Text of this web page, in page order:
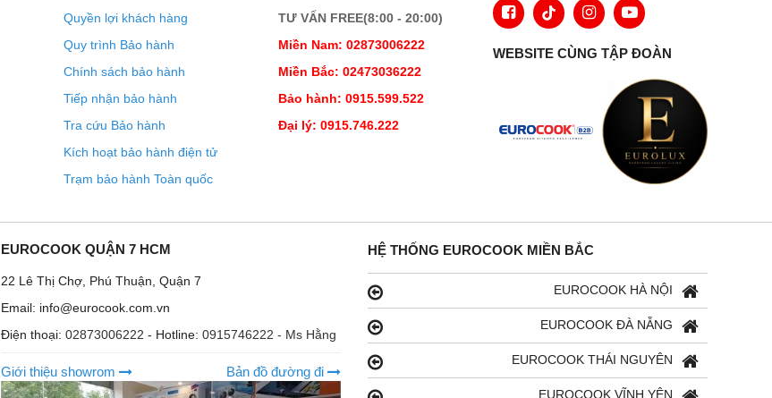
Quyền lợi khách hàng
Quy trình Bảo hành
Chính sách bảo hành
Tiếp nhận bảo hành
Tra cứu Bảo hành
Kích hoạt bảo hành điện tử
Trạm bảo hành Toàn quốc
TƯ VẤN FREE(8:00 - 20:00)
Miền Nam: 02873006222
Miền Bắc: 02473036222
Bảo hành: 0915.599.522
Đại lý: 0915.746.222
WEBSITE CÙNG TẬP ĐOÀN
EUROCOOK QUẬN 7 HCM
22 Lê Thị Chợ, Phú Thuận, Quận 7
Email: info@eurocook.com.vn
Điện thoại: 02873006222 - Hotline: 0915746222 - Ms Hằng
Giới thiệu showrom Bản đồ đường đi
HỆ THỐNG EUROCOOK MIỀN BẮC
EUROCOOK HÀ NỘI
EUROCOOK ĐÀ NẴNG
EUROCOOK THÁI NGUYÊN
EUROCOOK VĨNH YÊN